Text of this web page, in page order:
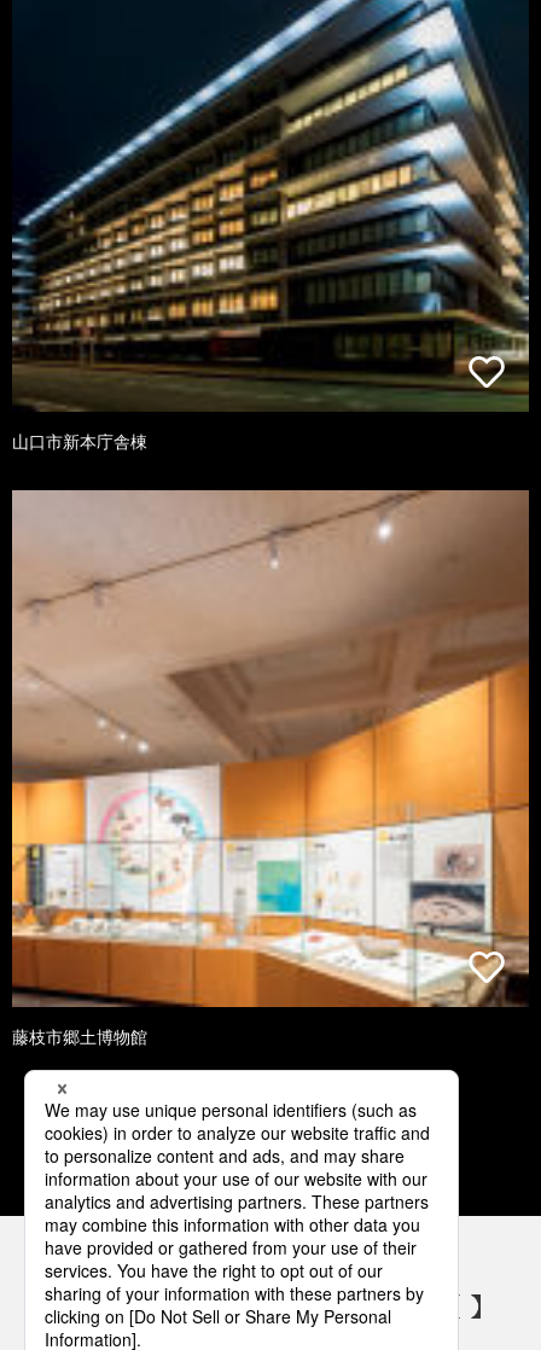
山口市新本庁舎棟
藤枝市郷土博物館
1 2 3 4 5
パナソニックの電気設備 SNSアカウント